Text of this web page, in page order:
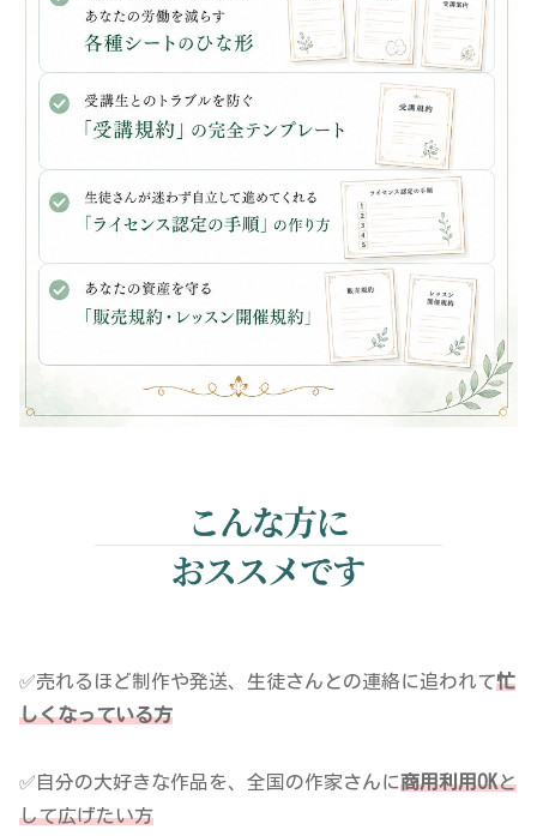
✅売れるほど制作や発送、生徒さんとの連絡に追われて忙
しくなっている方
✅自分の大好きな作品を、全国の作家さんに商用利用OKと
して広げたい方